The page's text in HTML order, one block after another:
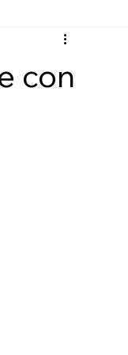
Un grazie a te!
con